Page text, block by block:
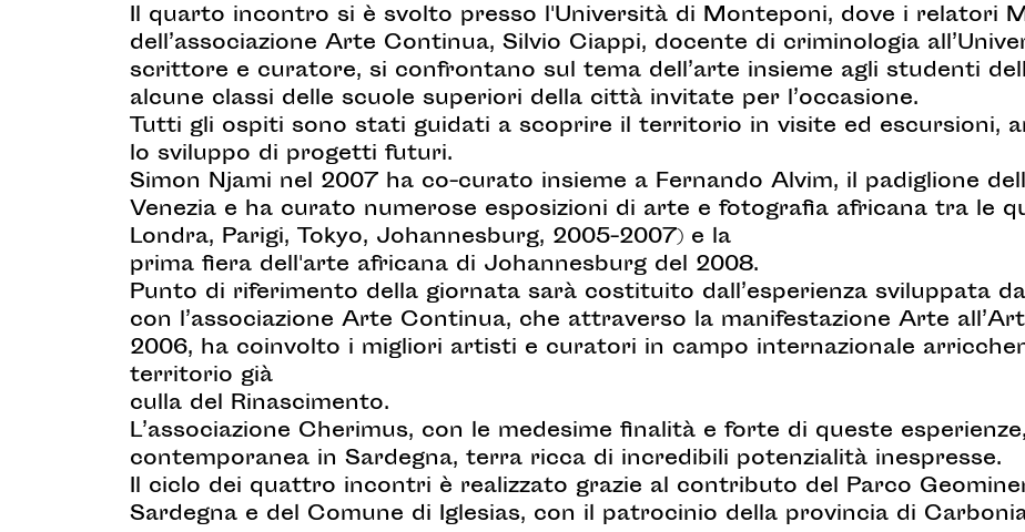
Il quarto incontro si è svolto presso l'Università di Monteponi, dove i relatori
dell’associazione Arte Continua, Silvio Ciappi, docente di criminologia
scrittore e curatore, si confrontano sul tema dell’arte insieme agli studenti
alcune classi delle scuole superiori della città invitate per l’occasione.
Tutti gli ospiti sono stati guidati a scoprire il territorio in visite ed escursioni,
lo sviluppo di progetti futuri.
Simon Njami nel 2007 ha co-curato insieme a Fernando Alvim, il padiglione
Venezia e ha curato numerose esposizioni di arte e fotografia africana tra le
Londra, Parigi, Tokyo, Johannesburg, 2005-2007) e la
prima fiera dell'arte africana di Johannesburg del 2008.
Punto di riferimento della giornata sarà costituito dall’esperienza sviluppata
con l’associazione Arte Continua, che attraverso la manifestazione Arte
2006, ha coinvolto i migliori artisti e curatori in campo internazionale
territorio già
culla del Rinascimento.
L’associazione Cherimus, con le medesime finalità e forte di queste
contemporanea in Sardegna, terra ricca di incredibili potenzialità inespresse.
Il ciclo dei quattro incontri è realizzato grazie al contributo del Parco
Sardegna e del Comune di Iglesias, con il patrocinio della provincia di